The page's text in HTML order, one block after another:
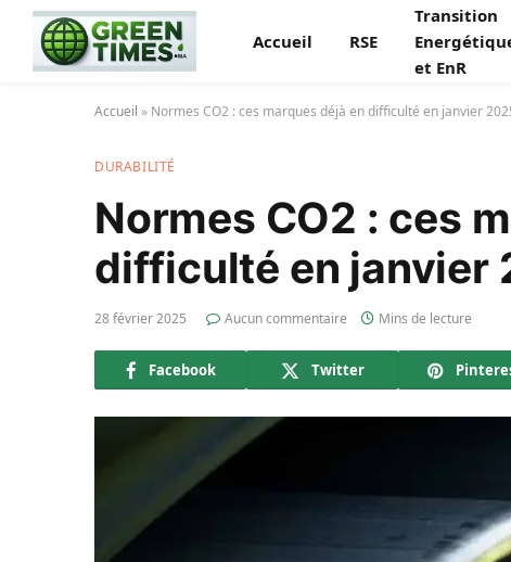
Accueil RSE
Transition
et EnR
Accueil » Normes CO2 : ces marques déjà en difficulté en janvier
DURABILITÉ
Normes CO2 : ces
difficulté en janvier
28 février 2025 Aucun commentaire Mins de lecture
Facebook Twitter